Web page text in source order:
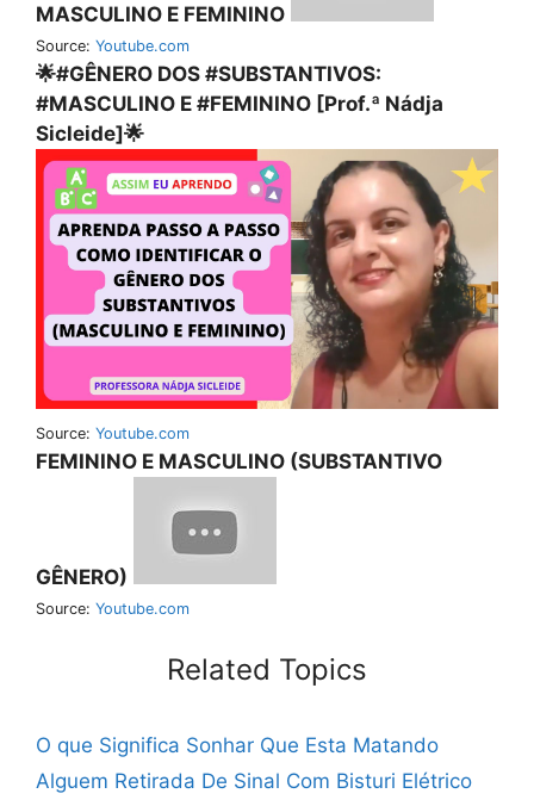
MASCULINO E FEMININO
Source: Youtube.com
🌟#GÊNERO DOS #SUBSTANTIVOS:
#MASCULINO E #FEMININO [Prof.ª Nádja
Sicleide]🌟
Source: Youtube.com
FEMININO E MASCULINO (SUBSTANTIVO
GÊNERO)
Source: Youtube.com
Related Topics
O que Significa Sonhar Que Esta Matando
Alguem Retirada De Sinal Com Bisturi Elétrico